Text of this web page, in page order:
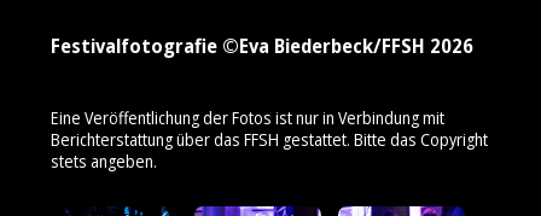
Festivalfotografie ©Eva Biederbeck/FFSH 2026
Eine Veröffentlichung der Fotos ist nur in Verbindung mit
Berichterstattung über das FFSH gestattet. Bitte das Copyright
stets angeben.